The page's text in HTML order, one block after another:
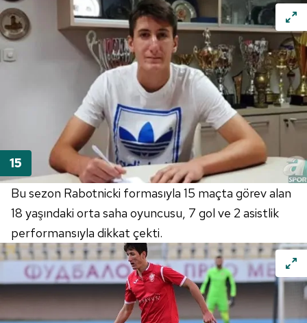
Bu sezon Rabotnicki formasıyla 15 maçta görev alan
18 yaşındaki orta saha oyuncusu, 7 gol ve 2 asistlik
performansıyla dikkat çekti.